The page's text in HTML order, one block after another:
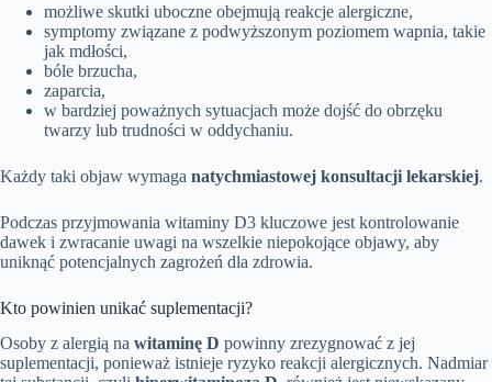
możliwe skutki uboczne obejmują reakcje alergiczne,
symptomy związane z podwyższonym poziomem wapnia, takie
jak mdłości,
bóle brzucha,
zaparcia,
w bardziej poważnych sytuacjach może dojść do obrzęku
twarzy lub trudności w oddychaniu.
Każdy taki objaw wymaga natychmiastowej konsultacji lekarskiej.
Podczas przyjmowania witaminy D3 kluczowe jest kontrolowanie
dawek i zwracanie uwagi na wszelkie niepokojące objawy, aby
uniknąć potencjalnych zagrożeń dla zdrowia.
Kto powinien unikać suplementacji?
Osoby z alergią na witaminę D powinny zrezygnować z jej
suplementacji, ponieważ istnieje ryzyko reakcji alergicznych. Nadmiar